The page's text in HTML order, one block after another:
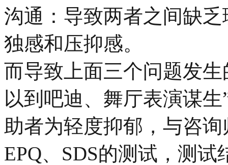
沟通：导致两者之间缺
独感和压抑感。
而导致上面三个问题发
以到吧迪、舞厅表演谋
助者为轻度抑郁，与咨
EPQ、SDS的测试，测